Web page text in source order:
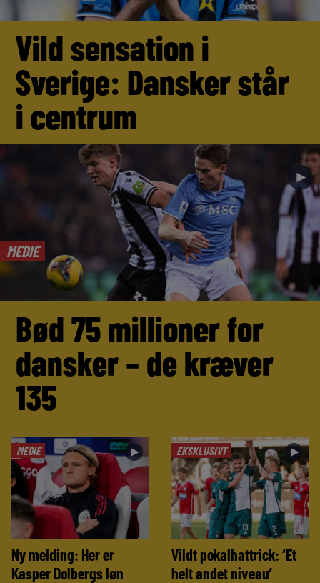
Vild sensation i
Sverige: Dansker står
i centrum
MEDIE
►
Bød 75 millioner for
dansker – de kræver
135
MEDIE ►
Ny melding: Her er
Kasper Dolbergs løn
EKSKLUSIVT ►
Vildt pokalhattrick: ‘Et
helt andet niveau’